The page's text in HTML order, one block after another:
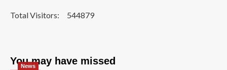
Total Visitors: 544879
You may have missed
News